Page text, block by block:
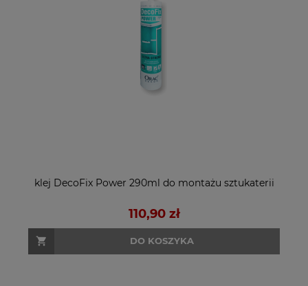
klej DecoFix Power 290ml do montażu sztukaterii
110,90 zł
DO KOSZYKA